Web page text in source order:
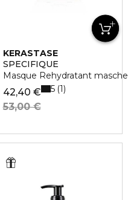
KERASTASE
SPECIFIQUE
Masque Rehydratant
42,40 €
53,00 €
5 1